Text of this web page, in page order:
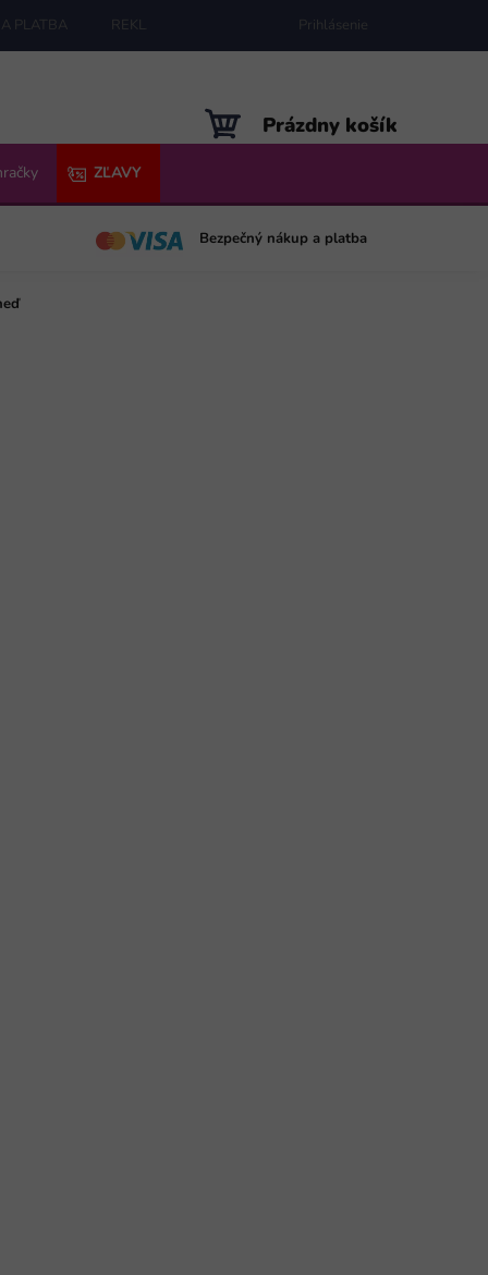
PLATBA REKLAMÁCIE MAPA SERVERU
Prihlásenie
NÁKUPNÝ
KOŠÍK
Prázdny košík
ZĽAVY
Bezpečný nákup a platba